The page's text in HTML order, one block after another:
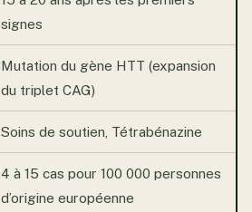
signes
Mutation du gène HTT (expansion
du triplet CAG)
Soins de soutien, Tétrabénazine
4 à 15 cas pour 100 000 personnes
d’origine européenne